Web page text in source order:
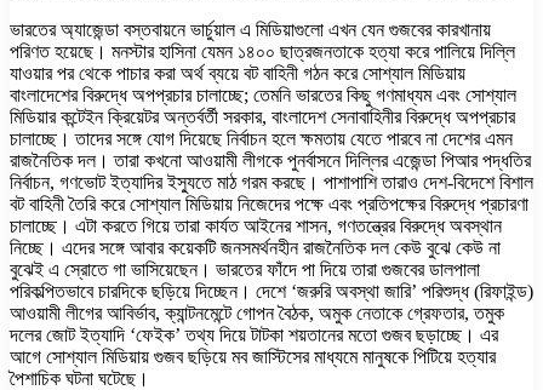
ভারতের অ্যাজেন্ডা বস্তবায়নে ভার্চুয়াল এ মিডিয়াগুলো এখন যেন গুজবের কারখানায়
পরিণত হয়েছে। মনস্টার হাসিনা যেমন ১৪০০ ছাত্রজনতাকে হত্যা করে পালিয়ে দিল্লি
যাওয়ার পর থেকে পাচার করা অর্থ ব্যয়ে বট বাহিনী গঠন করে সোশ্যাল মিডিয়ায়
বাংলাদেশের বিরুদ্ধে অপপ্রচার চালাচ্ছে; তেমনি ভারতের কিছু গণমাধ্যম এবং সোশ্যাল
মিডিয়ার কন্টেইন ক্রিয়েটর অন্তর্বর্তী সরকার, বাংলাদেশ সেনাবাহিনীর বিরুদ্ধে অপপ্রচার
চালাচ্ছে। তাদের সঙ্গে যোগ দিয়েছে নির্বাচন হলে ক্ষমতায় যেতে পারবে না দেশের এমন
রাজনৈতিক দল। তারা কখনো আওয়ামী লীগকে পুনর্বাসনে দিল্লির এজেন্ডা পিআর পদ্ধতির
নির্বাচন, গণভোট ইত্যাদির ইস্যুতে মাঠ গরম করছে। পাশাপাশি তারাও দেশ-বিদেশে বিশাল
বট বাহিনী তৈরি করে সোশ্যাল মিডিয়ায় নিজেদের পক্ষে এবং প্রতিপক্ষের বিরুদ্ধে প্রচারণা
চালাচ্ছে। এটা করতে গিয়ে তারা কার্যত আইনের শাসন, গণতন্ত্রের বিরুদ্ধে অবস্থান
নিচ্ছে। এদের সঙ্গে আবার কয়েকটি জনসমর্থনহীন রাজনৈতিক দল কেউ বুঝে কেউ না
বুঝেই এ স্রোতে গা ভাসিয়েছেন। ভারতের ফাঁদে পা দিয়ে তারা গুজবের ডালপালা
পরিকল্পিতভাবে চারদিকে ছড়িয়ে দিচ্ছেন। দেশে ‘জরুরি অবস্থা জারি’ পরিশুদ্ধ (রিফাইন্ড)
আওয়ামী লীগের আবির্ভাব, ক্যান্টনমেন্টে গোপন বৈঠক, অমুক নেতাকে গ্রেফতার, তমুক
দলের জোট ইত্যাদি ‘ফেইক’ তথ্য দিয়ে টাটকা শয়তানের মতো গুজব ছড়াচ্ছে। এর
আগে সোশ্যাল মিডিয়ায় গুজব ছড়িয়ে মব জাস্টিসের মাধ্যমে মানুষকে পিটিয়ে হত্যার
পৈশাচিক ঘটনা ঘটেছে।